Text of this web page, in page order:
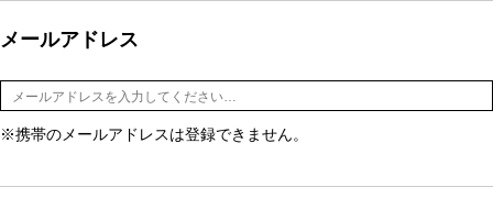
メールアドレス
※携帯のメールアドレスは登録できません。